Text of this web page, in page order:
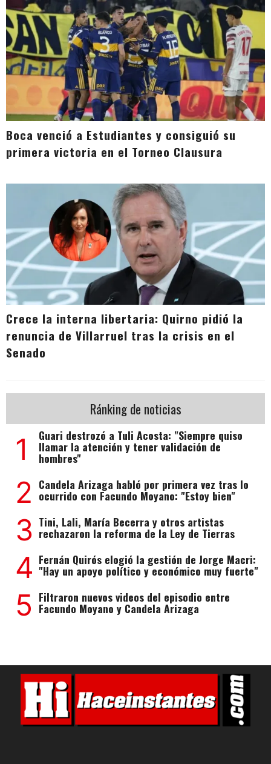
Boca venció a Estudiantes y consiguió su
primera victoria en el Torneo Clausura
Crece la interna libertaria: Quirno pidió la
renuncia de Villarruel tras la crisis en el
Senado
Ránking de noticias
1 Guari destrozó a Tuli Acosta: "Siempre quiso
llamar la atención y tener validación de
hombres"
2 Candela Arizaga habló por primera vez tras lo
ocurrido con Facundo Moyano: "Estoy bien"
3 Tini, Lali, María Becerra y otros artistas
rechazaron la reforma de la Ley de Tierras
4 Fernán Quirós elogió la gestión de Jorge Macri:
"Hay un apoyo político y económico muy fuerte"
5 Filtraron nuevos videos del episodio entre
Facundo Moyano y Candela Arizaga